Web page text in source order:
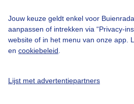
Jouw keuze geldt enkel voor
aanpassen of intrekken via “Privacy-
website of in het menu van onze app.
en cookiebeleid
Lijst met advertentiepartners
Privacy instellingen
Gratis weerdata
Buienradar